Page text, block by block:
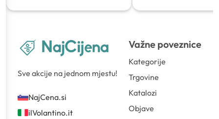
Sve akcije na jednom mjestu!
NajCena.si
ilVolantino.it
Važne poveznice
Kategorije
Trgovine
Katalozi
Objave